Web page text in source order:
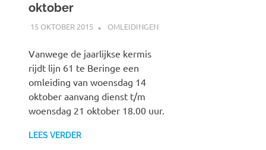
oktober
15 OKTOBER 2015 JOHAN
OMLEIDINGEN
Vanwege de jaarlijkse kermis
rijdt lijn 61 te Beringe een
omleiding van woensdag 14
oktober aanvang dienst t/m
woensdag 21 oktober 18.00 uur.
LEES VERDER